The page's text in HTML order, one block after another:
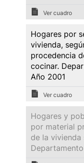
Ver cuadro
Hogares por
vivienda,
procedencia
cocinar.
Año 2001
Ver cuadro
Hogares y
por material
de la vivienda